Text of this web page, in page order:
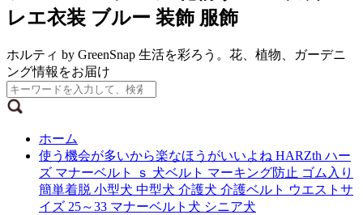
レエ衣装 ブルー 装飾 服飾
ホルティ by GreenSnap 生活を彩ろう。花、植物、ガーデニ
ング情報をお届け
ホーム
使う機会が多いから楽なほうがいいよね HARZth ハー
ズ マナーベルト ｓ 犬ベルト マーキング防止 ゴム入り
簡単着脱 小型犬 中型犬 介護犬 介護ベルト ウエストサ
イズ 25～33 マナーベルト犬 シニア犬